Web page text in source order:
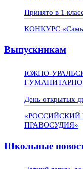
Принято в 1
КОНКУРС
Выпускникам
ЮЖНО-
День открытых
«РОССИЙСКИЙ
ПРАВОСУДИЯ»
Школьные